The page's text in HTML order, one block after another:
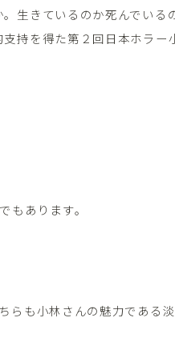
きているのか死んでいるの
持を得た第２回日本ホラー
もあります。
らも小林さんの魅力である